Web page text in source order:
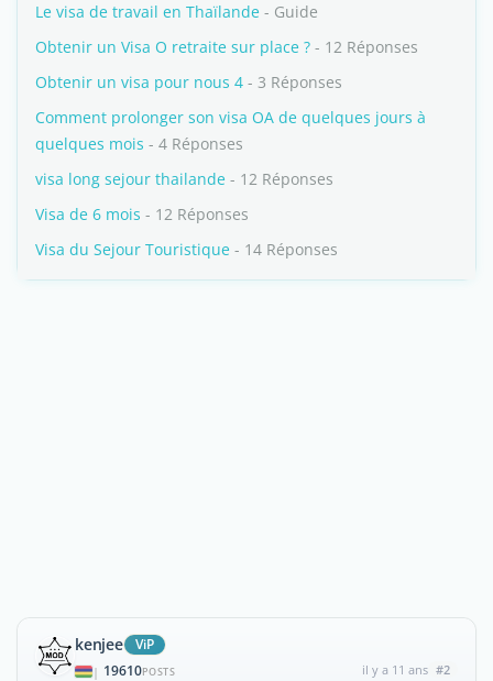
Le visa de travail en Thaïlande - Guide
Obtenir un Visa O retraite sur place ? - 12 Réponses
Obtenir un visa pour nous 4 - 3 Réponses
Comment prolonger son visa OA de quelques jours à
quelques mois - 4 Réponses
visa long sejour thailande - 12 Réponses
Visa de 6 mois - 12 Réponses
Visa du Sejour Touristique - 14 Réponses
kenjee ViP
| 19610POSTS il y a 11 ans #2